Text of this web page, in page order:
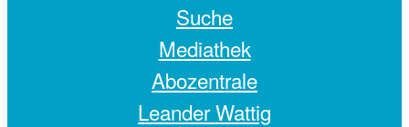
Suche
Mediathek
Abozentrale
Leander Wattig